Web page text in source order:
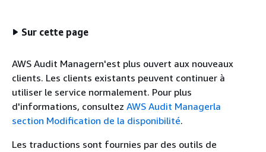
Sur cette page
AWS Audit Managern'est plus ouvert aux nouveaux
clients. Les clients existants peuvent continuer à
utiliser le service normalement. Pour plus
d'informations, consultez AWS Audit Managerla
section Modification de la disponibilité.
Les traductions sont fournies par des outils de